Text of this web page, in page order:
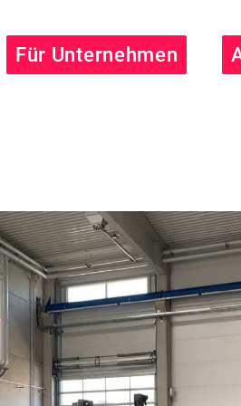
Für Unternehmen